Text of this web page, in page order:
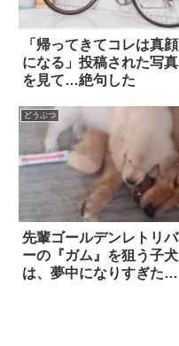
「帰ってきてコレは真顔
になる」投稿された写真
を見て…絶句した
どうぶつ
先輩ゴールデンレトリバ
ーの『ガム』を狙う子犬
は、夢中になりすぎたあ